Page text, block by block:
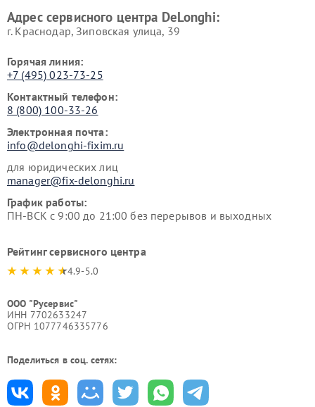
Адрес сервисного центра DeLonghi:
г. Краснодар, Зиповская улица, 39
Горячая линия:
+7 (495) 023-73-25
Контактный телефон:
8 (800) 100-33-26
Электронная почта:
info@delonghi-fixim.ru
для юридических лиц
manager@fix-delonghi.ru
График работы:
ПН-ВСК с 9:00 до 21:00 без перерывов и выходных
Рейтинг сервисного центра
4.9-5.0
ООО "Русервис"
ИНН 7702633247
ОГРН 1077746335776
Поделиться в соц. сетях: